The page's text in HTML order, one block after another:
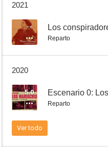
2021
-- Los
Reparto
2020
5.0 Escenario 0:
Reparto
Ver todo